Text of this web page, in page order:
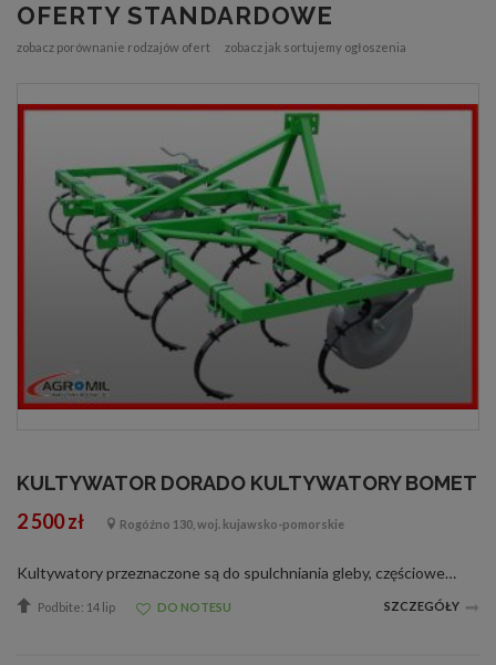
OFERTY STANDARDOWE
zobacz porównanie rodzajów ofert zobacz jak sortujemy ogłoszenia
KULTYWATOR DORADO KULTYWATORY BOMET
2 500 zł Rogóźno 130, woj. kujawsko-pomorskie
Kultywatory przeznaczone są do spulchniania gleby, częściowego kruszenia brył, niszczenia chwastów i rozłogów perzu oraz mieszania nawozów mineralnych z glebą. Kultywatory zalecane są również do użycia na ścierniskach w celu przerwania pa...
Podbite: 14 lip DO NOTESU SZCZEGÓŁY